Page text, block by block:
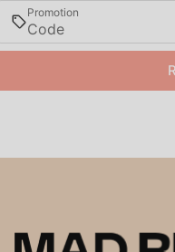
Promotion